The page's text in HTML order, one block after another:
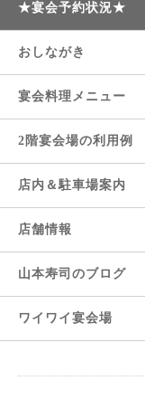
★宴会予約状況★
おしながき
宴会料理メニュー
2階宴会場の利用例
店内＆駐車場案内
店舗情報
山本寿司のブログ
ワイワイ宴会場